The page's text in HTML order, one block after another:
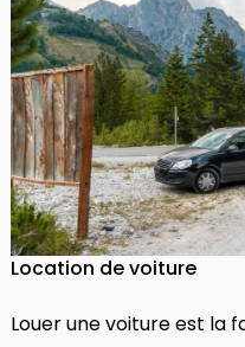
Location de voiture
Louer une voiture est la